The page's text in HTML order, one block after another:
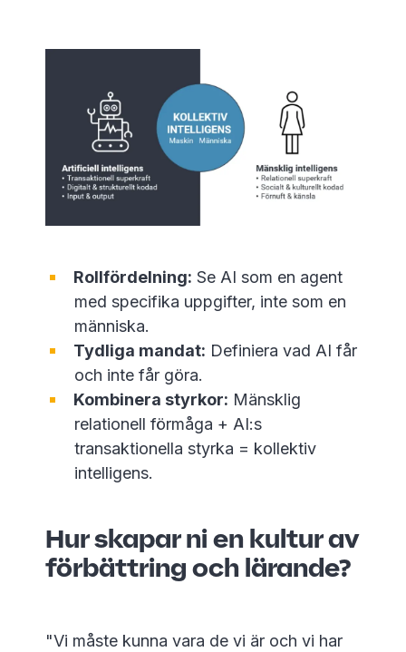
Rollfördelning: Se AI som en agent
med specifika uppgifter, inte som en
människa.
Tydliga mandat: Definiera vad AI får
och inte får göra.
Kombinera styrkor: Mänsklig
relationell förmåga + AI:s
transaktionella styrka = kollektiv
intelligens.
Hur skapar ni en kultur av
förbättring och lärande?
"Vi måste kunna vara de vi är och vi har